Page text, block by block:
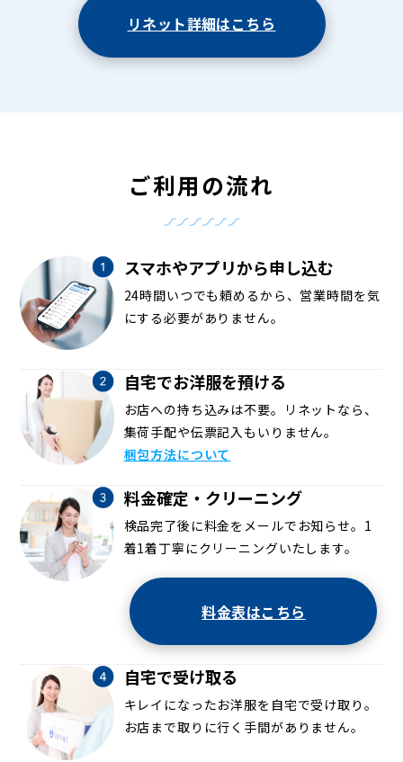
リネット詳細はこちら
ご利用の流れ
スマホやアプリから申し込む
24時間いつでも頼めるから、営業時間を気
にする必要がありません。
自宅でお洋服を預ける
お店への持ち込みは不要。リネットなら、
集荷手配や伝票記入もいりません。
梱包方法について
料金確定・クリーニング
検品完了後に料金をメールでお知らせ。1
着1着丁寧にクリーニングいたします。
料金表はこちら
自宅で受け取る
キレイになったお洋服を自宅で受け取り。
お店まで取りに行く手間がありません。